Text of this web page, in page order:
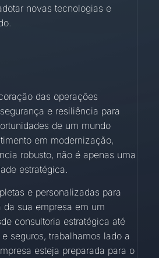
novas tecnologias e
das operações
e resiliência para
de um mundo
em modernização,
robusto, não é apenas uma
estratégica.
e personalizadas para
da sua empresa em um
consultoria estratégica até
seguros, trabalhamos lado a
esteja preparada para o